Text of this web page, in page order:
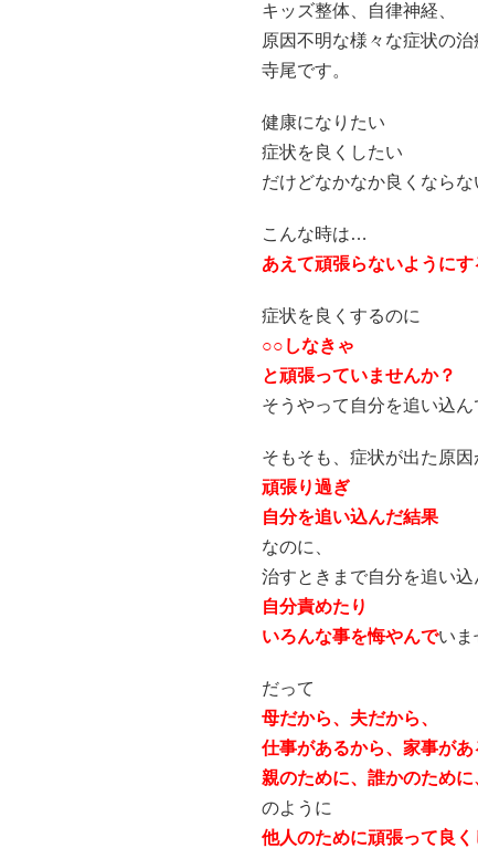
キッズ整体、自律神経、
原因不明な様々な症状の
寺尾です。
健康になりたい
症状を良くしたい
だけどなかなか良くならな
こんな時は…
あえて頑張らないようにす
症状を良くするのに
○○しなきゃ
と頑張っていませんか？
そうやって自分を追い込ん
そもそも、症状が出た原因
頑張り過ぎ
自分を追い込んだ結果
なのに、
治すときまで自分を追い込
自分責めたり
いろんな事を悔やんでいま
だって
母だから、夫だから、
仕事があるから、家事があ
親のために、誰かのために
のように
他人のために頑張って良く